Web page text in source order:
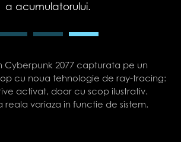
sa creezi lumi virtuale realiste.
Cyberpunk 2077 capturata pe un
cu noua tehnologie de ray-tracing:
activat, doar cu scop ilustrativ.
reala variaza in functie de sistem.